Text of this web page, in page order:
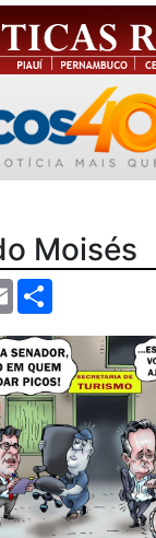
Moisés
Email Compartilhar